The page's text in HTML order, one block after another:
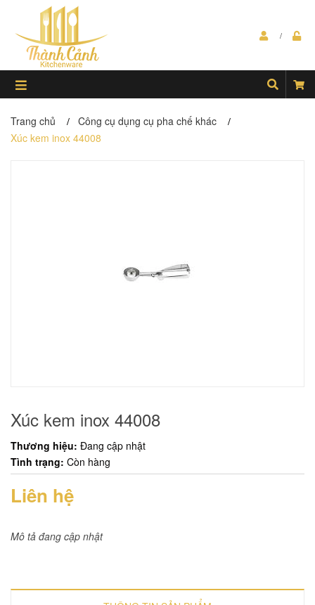
Trang chủ / Công cụ dụng cụ pha chế khác /
Xúc kem inox 44008
Xúc kem inox 44008
Thương hiệu: Đang cập nhật
Tình trạng: Còn hàng
Liên hệ
Mô tả đang cập nhật